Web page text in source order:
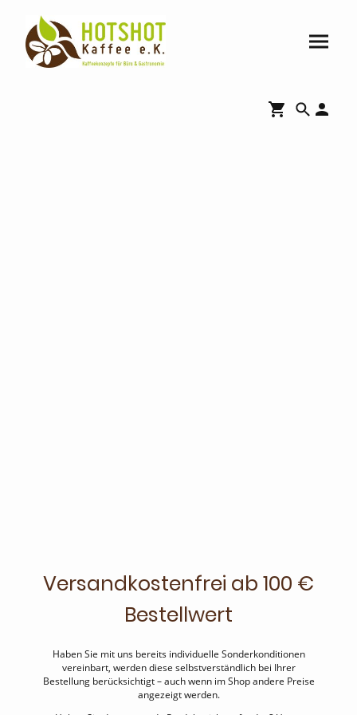
Versandkostenfrei ab 100 €
Bestellwert
Haben Sie mit uns bereits individuelle Sonderkonditionen
vereinbart, werden diese selbstverständlich bei Ihrer
Bestellung berücksichtigt – auch wenn im Shop andere Preise
angezeigt werden.